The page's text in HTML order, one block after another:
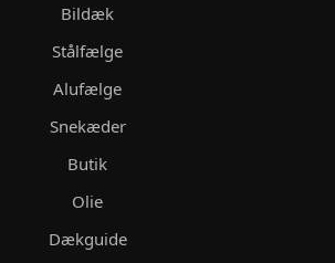
Bildæk
Stålfælge
Alufælge
Snekæder
Butik
Olie
Dækguide